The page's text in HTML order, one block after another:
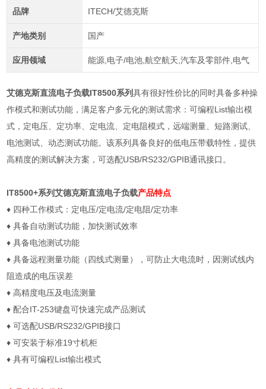
品牌 ITECH/艾德克斯
产地类别 国产
应用领域 能源,电子/电池,航空航天,汽车及零部件,电气
艾德克斯直流电子负载IT8500系列具有很好性价比的同时具备多种操
作模式和测试功能，满足客户多元化的测试需求：可编程List输出模
式，定电压、定功率、定电流、定电阻模式，远端测量、短路测试、
电池测试、动态测试功能。该系列具备良好的低电压带载特性，提供
高精度的测试解决方案，可选配USB/RS232/GPIB通讯接口。
IT8500+系列艾德克斯直流电子负载产品特点
♦ 四种工作模式：定电压/定电流/定电阻/定功率
♦ 具备自动测试功能，加快测试效率
♦ 具备电池测试功能
♦ 具备远程测量功能（四线式测量），可防止大电流时，因测试线内
阻造成的电压误差
♦ 高精度电压及电流测量
♦ 配合IT-253键盘可快速完成产品测试
♦ 可选配USB/RS232/GPIB接口
♦ 可安装于标准19寸机柜
♦ 具有可编程List输出模式